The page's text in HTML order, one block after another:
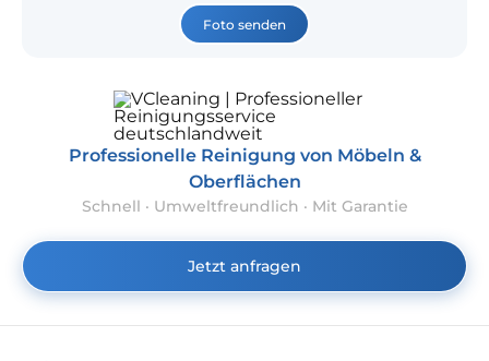
Foto senden
Professionelle Reinigung von Möbeln &
Oberflächen
Schnell · Umweltfreundlich · Mit Garantie
Jetzt anfragen